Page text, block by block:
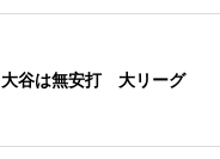
大谷は無安打 大リーグ